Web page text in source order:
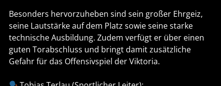
Besonders hervorzuheben sind sein großer Ehrgeiz,
seine Lautstärke auf dem Platz sowie seine starke
technische Ausbildung. Zudem verfügt er über einen
guten Torabschluss und bringt damit zusätzliche
Gefahr für das Offensivspiel der Viktoria.